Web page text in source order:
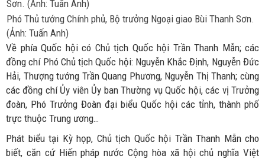
Phó Thủ tướng Chính phủ, Bộ trưởng Ngoại giao Bùi Thanh Sơn.
(Ảnh: Tuấn Anh)
Về phía Quốc hội có Chủ tịch Quốc hội Trần Thanh Mẫn; các
đồng chí Phó Chủ tịch Quốc hội: Nguyễn Khắc Định, Nguyễn Đức
Hải, Thượng tướng Trần Quang Phương, Nguyễn Thị Thanh; cùng
các đồng chí Ủy viên Ủy ban Thường vụ Quốc hội, các vị Trưởng
đoàn, Phó Trưởng Đoàn đại biểu Quốc hội các tỉnh, thành phố
trực thuộc Trung ương…
Phát biểu tại Kỳ họp, Chủ tịch Quốc hội Trần Thanh Mẫn cho
biết, căn cứ Hiến pháp nước Cộng hòa xã hội chủ nghĩa Việt